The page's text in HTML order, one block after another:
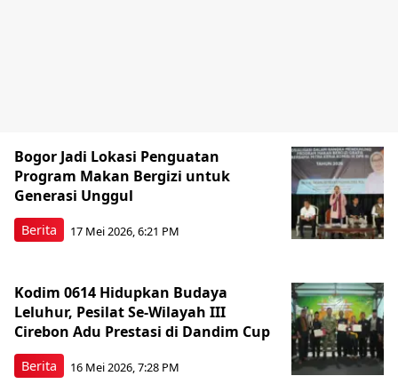
Berita
Bogor Jadi Lokasi Penguatan
Program Makan Bergizi untuk
Generasi Unggul
17 Mei 2026, 6:21 PM
Berita
Kodim 0614 Hidupkan Budaya
Leluhur, Pesilat Se-Wilayah III
Cirebon Adu Prestasi di Dandim Cup
16 Mei 2026, 7:28 PM